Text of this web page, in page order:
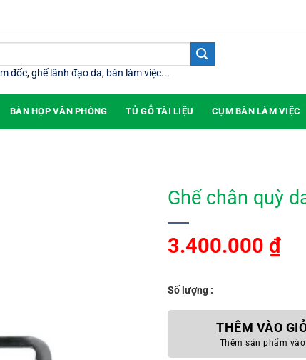
đốc,ghế lãnh đạo da, bàn làm việc...
BÀN HỌP VĂN PHÒNG TỦ GỖ TÀI LIỆU CỤM BÀN LÀM VIỆC
Ghế chân quỳ
3.400.000 ₫
Số lượng :
THÊM VÀO
Thêm sản phẩm